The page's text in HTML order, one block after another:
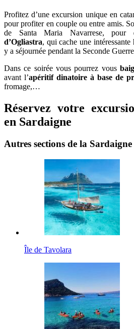
Profitez d’une excursion unique en
pour profiter en couple ou entre amis.
de Santa Maria Navarrese, pour
d’Ogliastra, qui cache une
y a séjournée pendant la Seconde
Dans ce soirée vous pourrez vous
avant l’apéritif dinatoire à base de
fromage,…
Réservez votre
en Sardaigne
Autres sections de la Sardaigne
Île de Tavolara